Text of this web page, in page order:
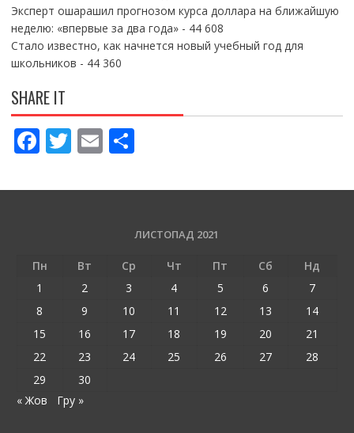
Эксперт ошарашил прогнозом курса доллара на ближайшую
неделю: «впервые за два года»- 44 608
Стало известно, как начнется новый учебный год для
школьников - 44 360
SHARE IT
F
e
o
k
T
itt
E
ai
П
ді
и
т
ся
ЛИСТОПАД 2021
Пн Вт Ср Чт Пт Сб
Нд
1
2 3 4 5 6
7
8
9 10 11 12 13
14
15
16 17 18 19 20
21
22
23 24 25 26 27
28
29
30
« Жов
Гру »